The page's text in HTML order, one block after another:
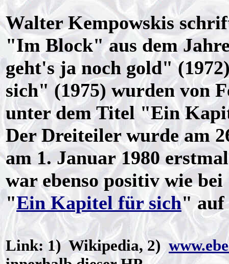
Walter Kempowskis
"Im Block" aus dem
geht's ja noch gold"
sich" (1975) wurden von
unter dem Titel "Ein
Der Dreiteiler wurde am
am 1. Januar 1980
war ebenso positiv wie
"Ein Kapitel für sich" auf
Link: 1) Wikipedia, 2)